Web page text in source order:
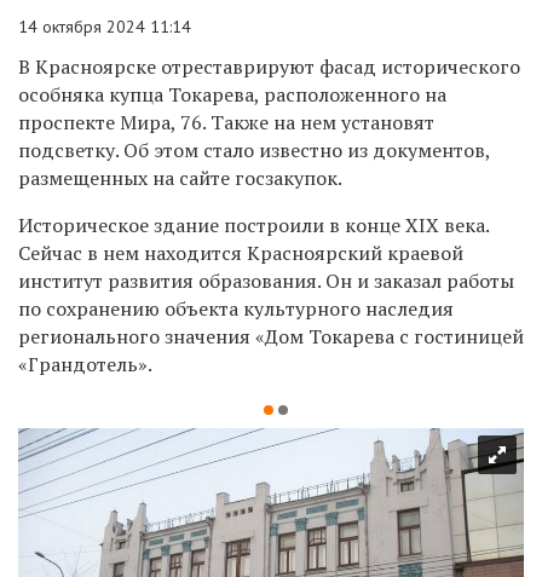
14 октября 2024 11:14
В Красноярске отреставрируют фасад исторического
особняка купца Токарева, расположенного на
проспекте Мира, 76. Также на нем установят
подсветку. Об этом стало известно из документов,
размещенных на сайте госзакупок.
Историческое здание построили в конце XIX века.
Сейчас в нем находится Красноярский краевой
институт развития образования. Он и заказал работы
по сохранению объекта культурного наследия
регионального значения «Дом Токарева с гостиницей
«Грандотель».